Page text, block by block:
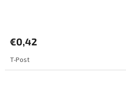
€0,42
T-Post